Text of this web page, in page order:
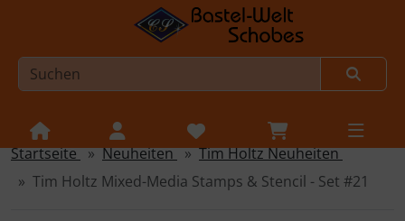
Sprungnavigation
Springe zur Navigation
Springe zum Inhalt
Startseite Neuheiten
Tim Holtz Neuheiten
Tim Holtz Mixed-Media Stamps & Stencil - Set #21